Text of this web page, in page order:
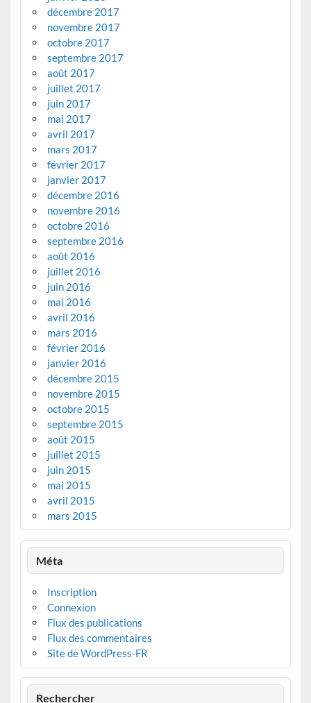
décembre 2017
novembre 2017
octobre 2017
septembre 2017
août 2017
juillet 2017
juin 2017
mai 2017
avril 2017
mars 2017
février 2017
janvier 2017
décembre 2016
novembre 2016
octobre 2016
septembre 2016
août 2016
juillet 2016
juin 2016
mai 2016
avril 2016
mars 2016
février 2016
janvier 2016
décembre 2015
novembre 2015
octobre 2015
septembre 2015
août 2015
juillet 2015
juin 2015
mai 2015
avril 2015
mars 2015
Méta
Inscription
Connexion
Flux des publications
Flux des commentaires
Site de WordPress-FR
Rechercher